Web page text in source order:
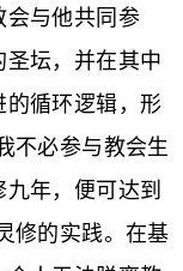
会与他共同参
坛，并在其中
的循环逻辑，形
不必参与教会生
年，便可达到
修的实践。在基